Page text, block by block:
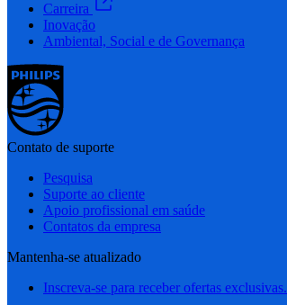
Carreira
Inovação
Ambiental, Social e de Governança
Contato de suporte
Pesquisa
Suporte ao cliente
Apoio profissional em saúde
Contatos da empresa
Mantenha-se atualizado
Inscreva-se para receber ofertas exclusivas.